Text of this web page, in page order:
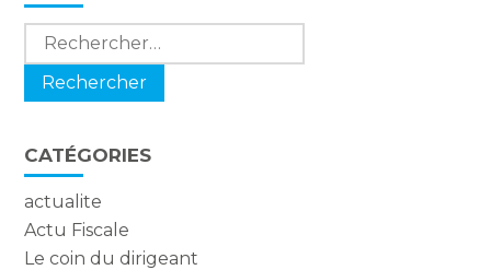
Rechercher :
CATÉGORIES
actualite
Actu Fiscale
Le coin du dirigeant